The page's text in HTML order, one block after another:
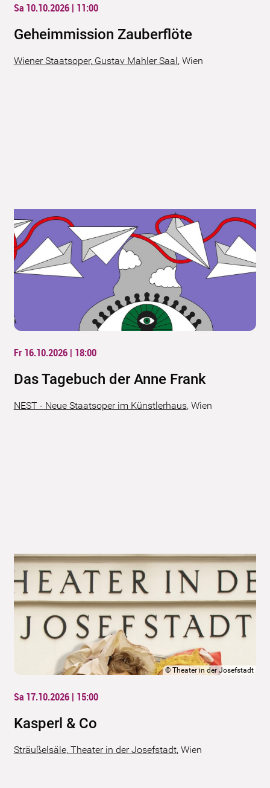
Sa 10.10.2026 | 11:00
Geheimmission Zauberflöte
Wiener Staatsoper, Gustav Mahler Saal, Wien
Fr 16.10.2026 | 18:00
Das Tagebuch der Anne Frank
NEST - Neue Staatsoper im Künstlerhaus, Wien
©Theater in der Josefstadt
Sa 17.10.2026 | 15:00
Kasperl & Co
Sträußelsäle, Theater in der Josefstadt, Wien